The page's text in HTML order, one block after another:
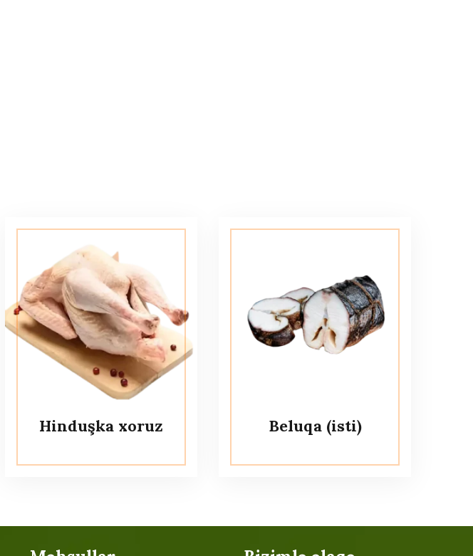
Hinduşka xoruz Beluqa (isti)